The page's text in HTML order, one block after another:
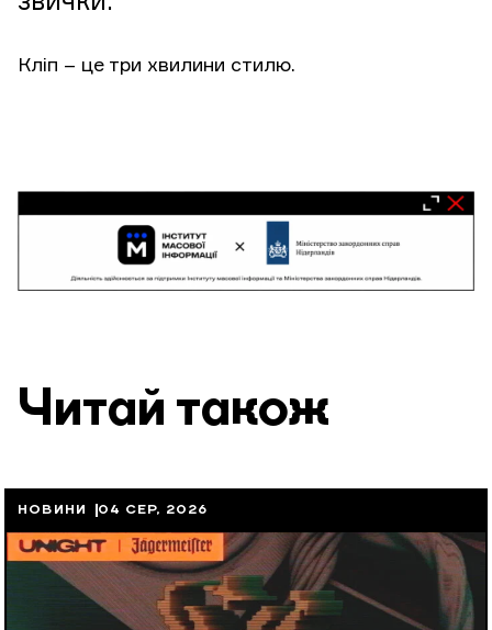
Кліп – це три хвилини стилю.
Читай також
НОВИНИ 04 СЕР, 2026